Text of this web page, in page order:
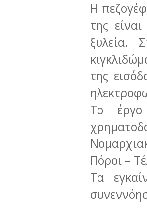
Η
της
ξυλεία.
της
Το έργο
Πόροι –
Τα